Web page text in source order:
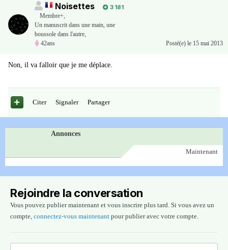
Noisettes
3 181
Membre+,
Un manuscrit dans une main, une
boussole dans l'autre,
42ans
Posté(e) le 15 mai 2013
Non, il va falloir que je me déplace.
Citer Signaler Partager
Annonces
Maintenant
Rejoindre la conversation
Vous pouvez publier maintenant et vous inscrire plus tard. Si vous avez un
compte, connectez-vous maintenant pour publier avec votre compte.